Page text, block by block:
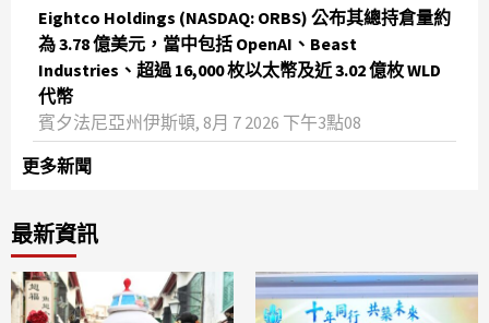
Eightco Holdings (NASDAQ: ORBS) 公布其總持倉量約
為 3.78 億美元，當中包括 OpenAI、Beast
Industries、超過 16,000 枚以太幣及近 3.02 億枚 WLD
代幣
賓夕法尼亞州伊斯頓, 8月 7 2026 下午3點08
更多新聞
最新資訊